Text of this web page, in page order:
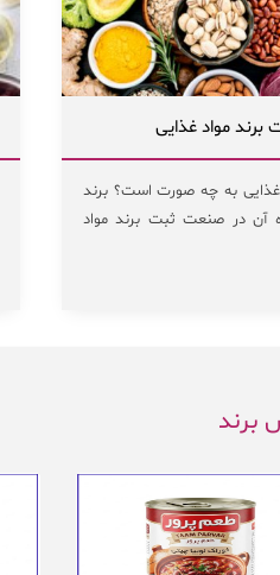
برند مواد غذایی
غذایی به چه صورت است؟ برند
آن در صنعت ثبت برند مواد
برند